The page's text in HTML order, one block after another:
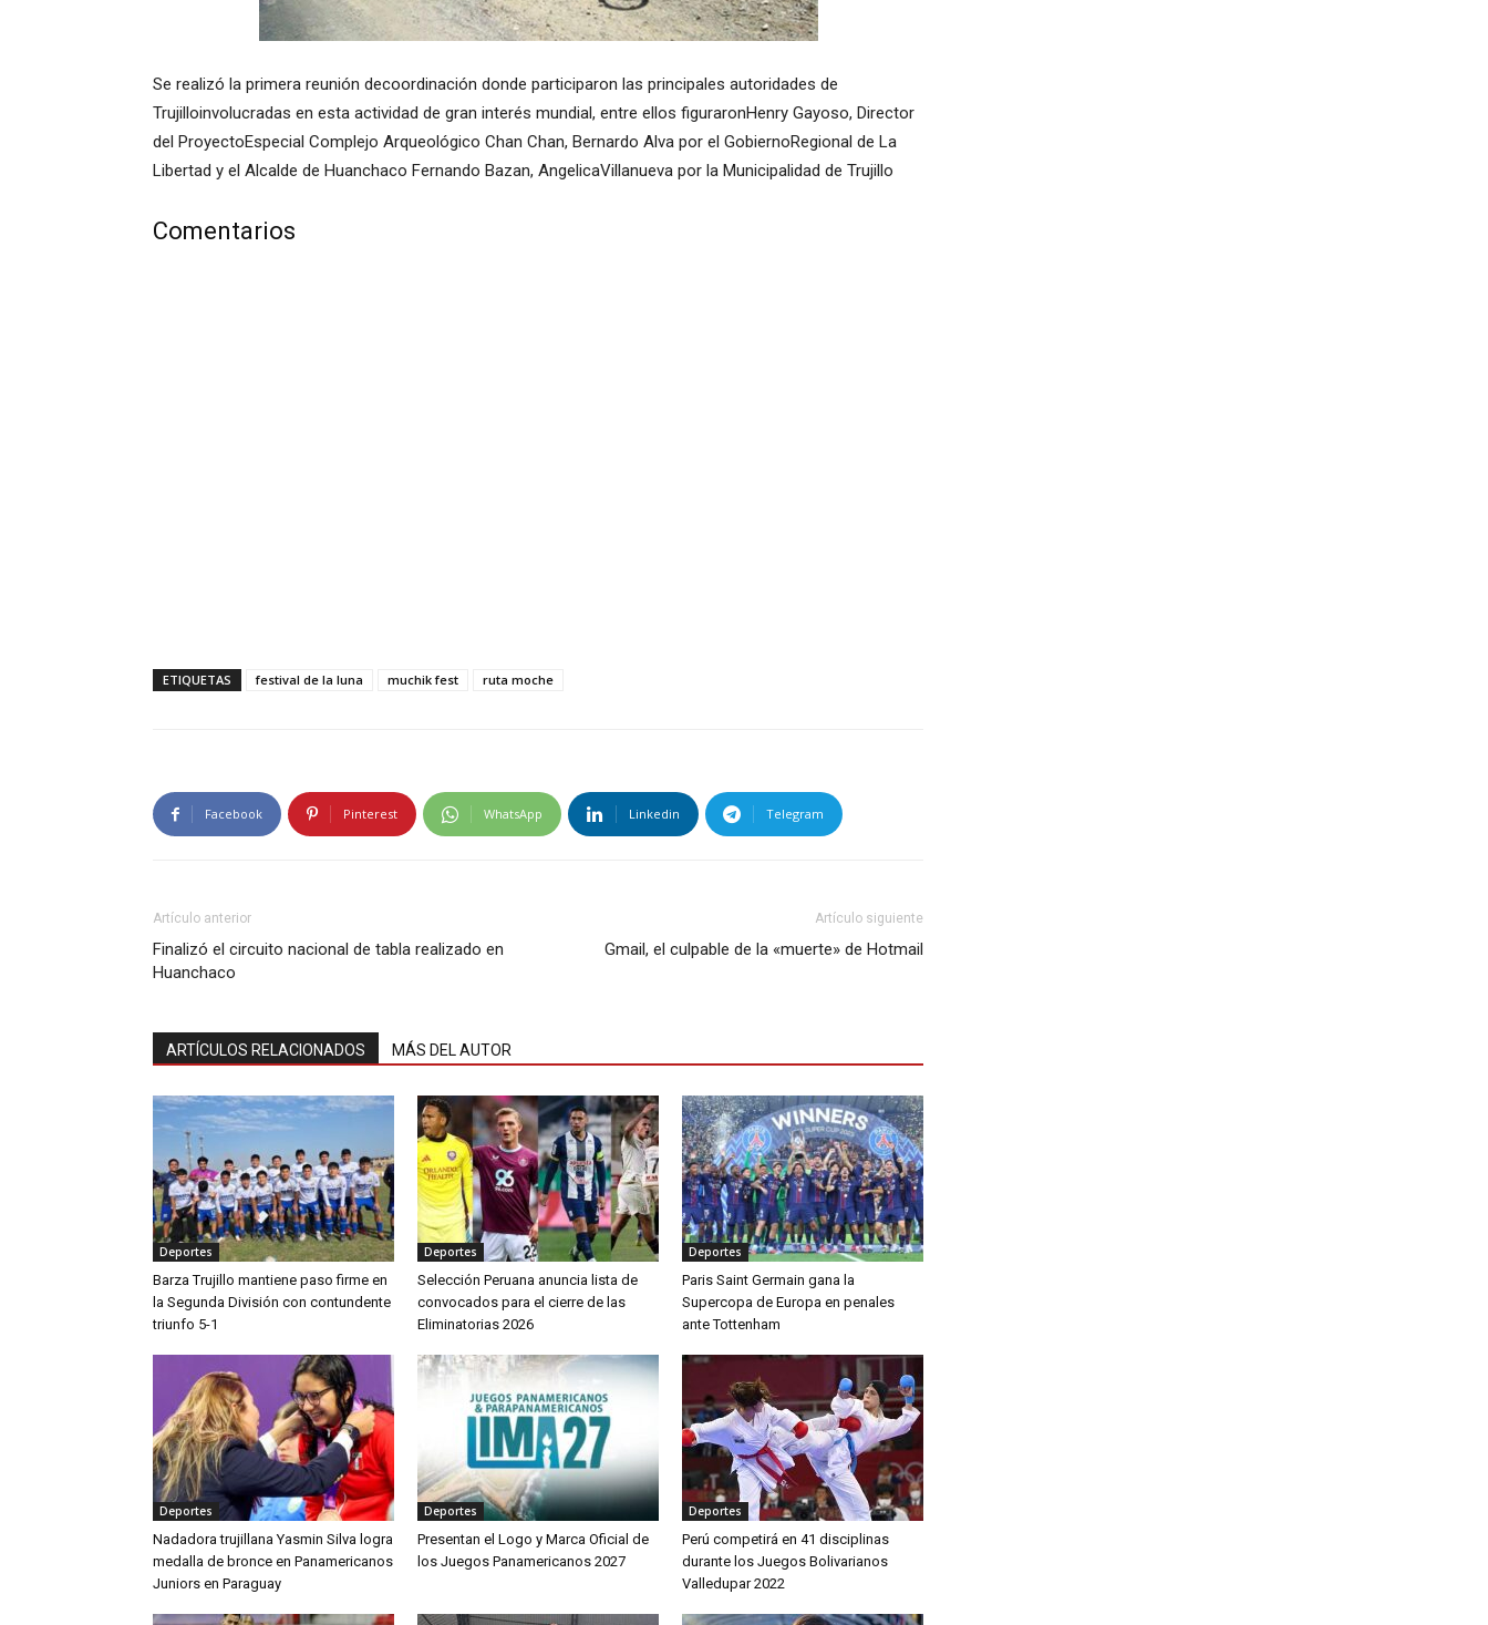
Se realizó la primera reunión decoordinación donde participaron las principales autoridades de
Trujilloinvolucradas en esta actividad de gran interés mundial, entre ellos figuraronHenry Gayoso, Director
del ProyectoEspecial Complejo Arqueológico Chan Chan, Bernardo Alva por el GobiernoRegional de La
Libertad y el Alcalde de Huanchaco Fernando Bazan, AngelicaVillanueva por la Municipalidad de Trujillo
Comentarios
ETIQUETAS festival de la luna muchik fest ruta moche
Facebook Pinterest WhatsApp Linkedin Telegram
Artículo anterior
Finalizó el circuito nacional de tabla realizado en
Huanchaco
Artículo siguiente
Gmail, el culpable de la «muerte» de Hotmail
ARTÍCULOS RELACIONADOS MÁS DEL AUTOR
Deportes
Barza Trujillo mantiene paso firme en
la Segunda División con contundente
triunfo 5-1
Deportes
Selección Peruana anuncia lista de
convocados para el cierre de las
Eliminatorias 2026
Deportes
Paris Saint Germain gana la
Supercopa de Europa en penales
ante Tottenham
Deportes
Nadadora trujillana Yasmin Silva logra
medalla de bronce en Panamericanos
Juniors en Paraguay
Deportes
Presentan el Logo y Marca Oficial de
los Juegos Panamericanos 2027
Deportes
Perú competirá en 41 disciplinas
durante los Juegos Bolivarianos
Valledupar 2022